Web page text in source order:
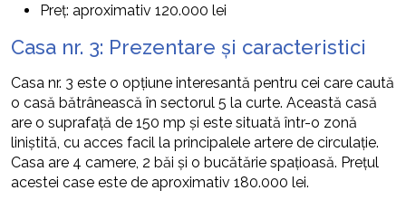
Preț: aproximativ 120.000 lei
Casa nr. 3: Prezentare și caracteristici
Casa nr. 3 este o opțiune interesantă pentru cei care caută
o casă bătrânească în sectorul 5 la curte. Această casă
are o suprafață de 150 mp și este situată într-o zonă
liniștită, cu acces facil la principalele artere de circulație.
Casa are 4 camere, 2 băi și o bucătărie spațioasă. Prețul
acestei case este de aproximativ 180.000 lei.